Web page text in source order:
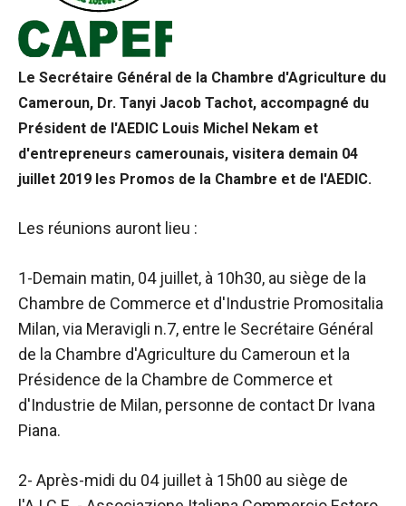
Le Secrétaire Général de la Chambre d'Agriculture du
Cameroun, Dr. Tanyi Jacob Tachot, accompagné du
Président de l'AEDIC Louis Michel Nekam et
d'entrepreneurs camerounais, visitera demain 04
juillet 2019 les Promos de la Chambre et de l'AEDIC.
Les réunions auront lieu :
1-Demain matin, 04 juillet, à 10h30, au siège de la
Chambre de Commerce et d'Industrie Promositalia
Milan, via Meravigli n.7, entre le Secrétaire Général
de la Chambre d'Agriculture du Cameroun et la
Présidence de la Chambre de Commerce et
d'Industrie de Milan, personne de contact Dr Ivana
Piana.
2- Après-midi du 04 juillet à 15h00 au siège de